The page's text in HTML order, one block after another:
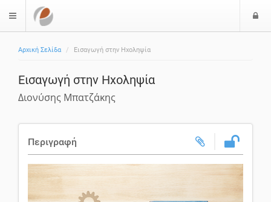
$langMenu
Αρχική Σελίδα Εισαγωγή στην Ηχοληψία
Εισαγωγή στην Ηχοληψία
Διονύσης Μπατζάκης
Περιγραφή